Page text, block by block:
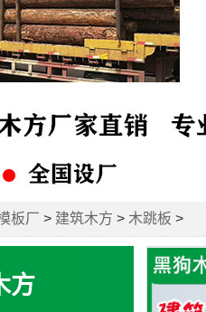
板厂 > 建筑木方 > 木跳板 >
方